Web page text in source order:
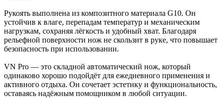
Рукоять выполнена из композитного материала G10. Он
устойчив к влаге, перепадам температур и механическим
нагрузкам, сохраняя лёгкость и удобный хват. Благодаря
рельефной поверхности нож не скользит в руке, что повышает
безопасность при использовании.
VN Pro — это складной автоматический нож, который
одинаково хорошо подойдёт для ежедневного применения и
активного отдыха. Он сочетает эстетику и функциональность,
оставаясь надёжным помощником в любой ситуации.